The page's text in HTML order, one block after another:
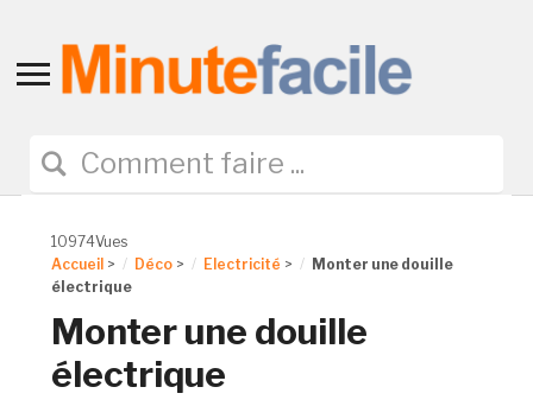
Toggle
navigation
10974Vues
Accueil > Déco > Electricité >
Monter une douille
électrique
Monter une douille
électrique